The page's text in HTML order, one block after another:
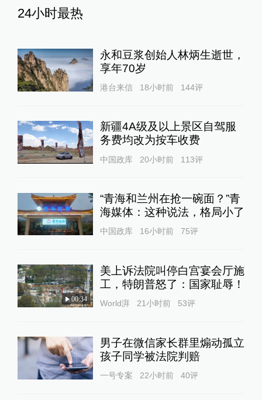
24小时最热
永和豆浆创始人林炳生逝世，
享年70岁
港台来信 18小时前 144评
新疆4A级及以上景区自驾服
务费均改为按车收费
中国政库 20小时前 113评
“青海和兰州在抢一碗面？”青
海媒体：这种说法，格局小了
中国政库 16小时前 75评
00:34
美上诉法院叫停白宫宴会厅施
工，特朗普怒了：国家耻辱！
World湃 21小时前 53评
男子在微信家长群里煽动孤立
孩子同学被法院判赔
一号专案 22小时前 40评